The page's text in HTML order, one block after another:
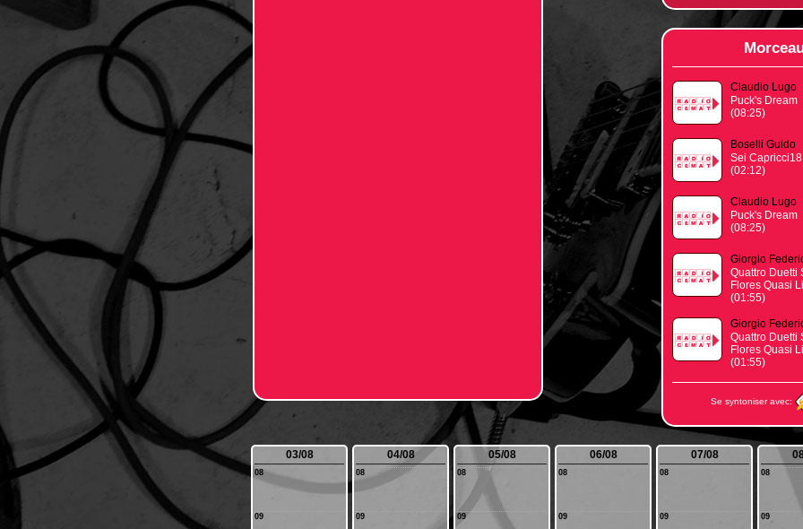
Claudio Lugo
Puck's Dream
(08:25)
Boselli Guido
Sei
(02:12)
Claudio Lugo
Puck's Dream
(08:25)
Giorgio
Quattro Duetti
Flores Quasi
(01:55)
Giorgio
Quattro Duetti
Flores Quasi
(01:55)
Se syntoniser avec:
03/08
08
09
04/08
08
09
05/08
08
09
06/08
08
09
07/08
08
09
08
09